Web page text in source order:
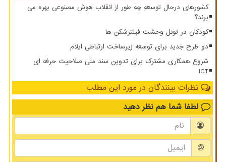
کشورهای درحال توسعه چه طور از انقلاب هوش مصنوعی بهره می
برند؟
کودکان در تونل وحشت فیلترشکن ها
دو طرح جدید برای توسعه زیرساخت ارتباطی ایلام
شروع همکاری مشترک برای تدوین سند ملی صلاحیت حرفه ای
ICT
نظرات بینندگان در مورد این مطلب
لطفا شما هم نظر دهید